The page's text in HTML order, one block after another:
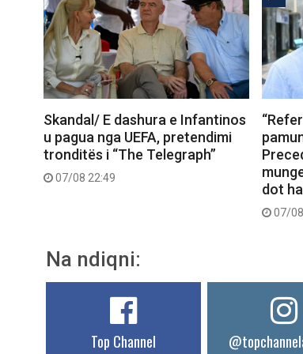
Skandal/ E dashura e Infantinos
u pagua nga UEFA, pretendimi
tronditës i “The Telegraph”
07/08 22:49
dot
07/
Na ndiqni:
Top Channel